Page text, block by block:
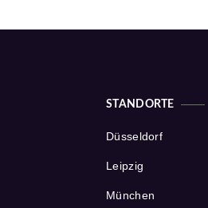
STANDORTE
Düsseldorf
Leipzig
München